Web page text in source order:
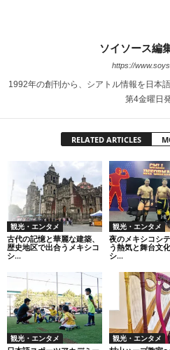
ソイソース編
https://
1992年の創刊から、シアトル情報を日本
第4金曜日発
RELATED ARTICLES
観光・エンタメ
古代の記憶と華麗な建築、
歴史地区で出合うメキシコ
シ...
観光・エンタメ
夜のメキシコシ
う熱気と舞台文
シ...
観光・エンタメ 観光・エンタメ